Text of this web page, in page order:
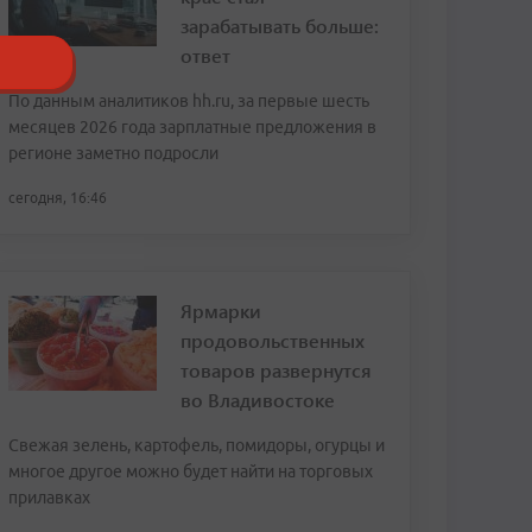
зарабатывать больше:
ответ
По данным аналитиков hh.ru, за первые шесть
месяцев 2026 года зарплатные предложения в
регионе заметно подросли
сегодня, 16:46
Ярмарки
продовольственных
товаров развернутся
во Владивостоке
Свежая зелень, картофель, помидоры, огурцы и
многое другое можно будет найти на торговых
прилавках